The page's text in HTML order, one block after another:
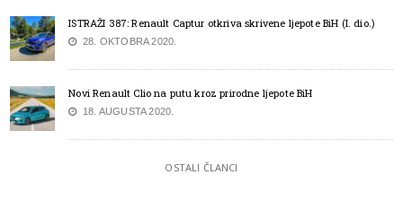
ISTRAŽI 387: Renault Captur otkriva skrivene ljepote BiH (I. dio.)
28. OKTOBRA 2020.
Novi Renault Clio na putu kroz prirodne ljepote BiH
18. AUGUSTA 2020.
OSTALI ČLANCI